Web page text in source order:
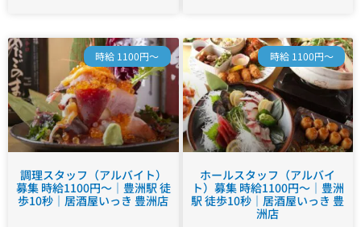
時給 1100円～
調理スタッフ（アルバイト）
募集 時給1100円～｜豊洲駅 徒
歩10秒｜居酒屋いっき 豊洲店
時給 1100円～
ホールスタッフ（アルバイ
ト）募集 時給1100円～｜豊洲
駅 徒歩10秒｜居酒屋いっき 豊
洲店